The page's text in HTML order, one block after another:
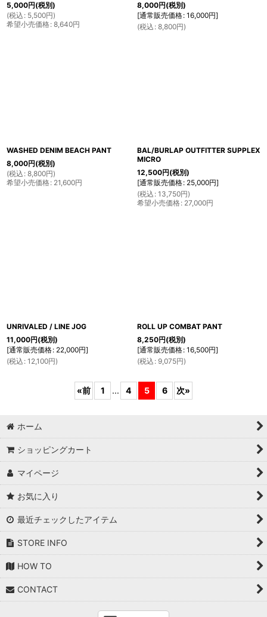
5,000円(税別)
(税込 : 5,500円)
希望小売価格: 8,640円
8,000円(税別)
[通常販売価格: 16,000円]
(税込 : 8,800円)
WASHED DENIM BEACH PANT
8,000円(税別)
(税込 : 8,800円)
希望小売価格: 21,600円
BAL/BURLAP OUTFITTER SUPPLEX
MICRO
12,500円(税別)
[通常販売価格: 25,000円]
(税込 : 13,750円)
希望小売価格: 27,000円
UNRIVALED / LINE JOG
11,000円(税別)
[通常販売価格: 22,000円]
(税込 : 12,100円)
ROLL UP COMBAT PANT
8,250円(税別)
[通常販売価格: 16,500円]
(税込 : 9,075円)
«前 1 ... 4 5 6 次»
ホーム
ショッピングカート
マイページ
お気に入り
最近チェックしたアイテム
STORE INFO
HOW TO
CONTACT